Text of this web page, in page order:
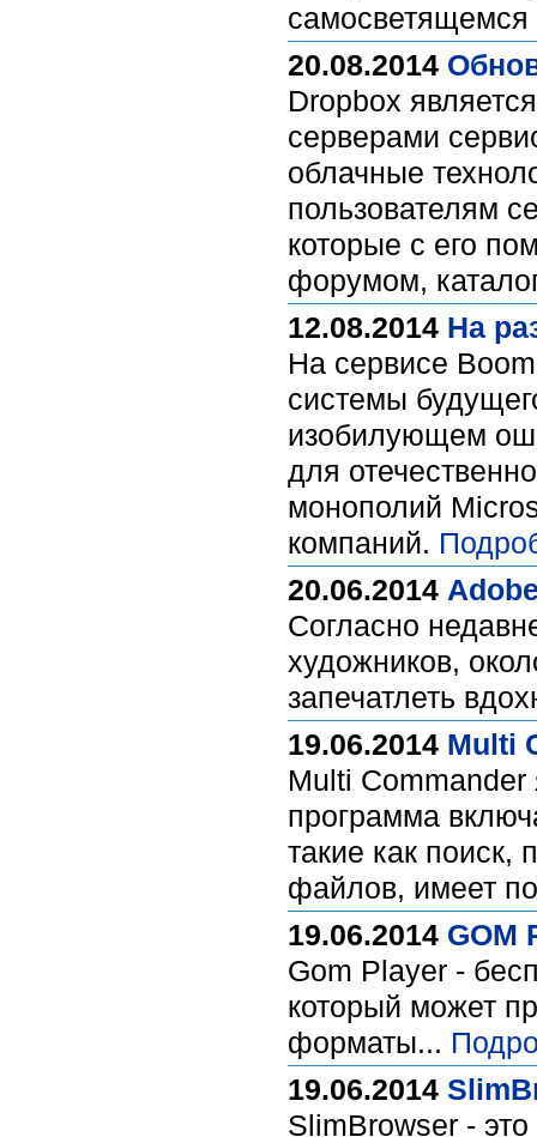
20.08.2014
Dropbox
серверами
облачные
пользователям
которые с его
форумом,
12.08.2014 На
На сервисе
системы
изобилующем
для
монополий
компаний.
20.06.2014
Согласно
художников,
запечатлеть
19.06.2014 Multi
Multi
программа
такие как
файлов, имеет
19.06.2014 GOM
Gom Player -
который может
форматы...
19.06.2014
SlimBrowser -